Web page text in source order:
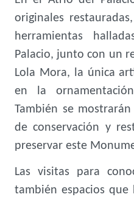
originales
herramientas
Palacio, junto con un
Lola Mora, la única
en la
También se
de conservación y
preservar este
Las visitas para
también espacios